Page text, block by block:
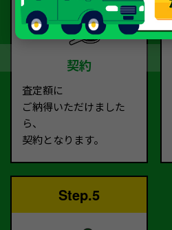
契約
査定額に
ご納得いただけました
ら、
契約となります。
Step.5